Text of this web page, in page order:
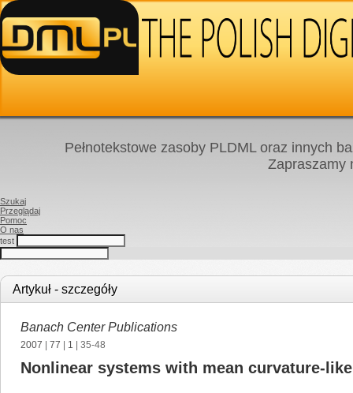
Pełnotekstowe zasoby PLDML oraz innych
Zapraszamy
Szukaj
Przeglądaj
Pomoc
O nas
test
Artykuł - szczegóły
Banach Center Publications
2007 77 1 | 35-48
Nonlinear systems with mean curvature-